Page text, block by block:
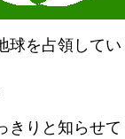
球を占領してい
きりと知らせて